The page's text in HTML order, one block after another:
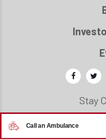
Stay
Call an Ambulance